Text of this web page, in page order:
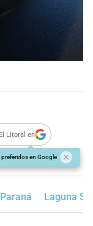
Litoral en
en Google
Laguna